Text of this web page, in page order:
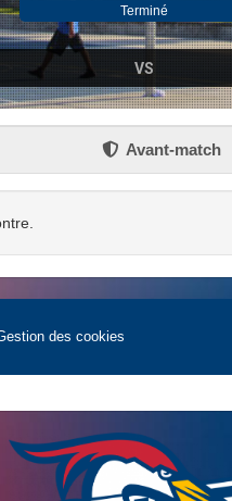
Terminé
VS
Avant-match
des cookies